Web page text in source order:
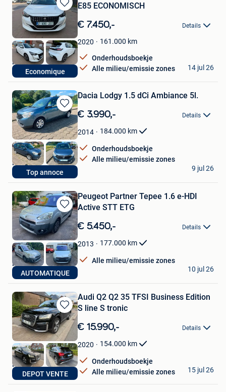
Bewaren
in
Mijn
Favorieten
Economique
E85 ECONOMISCH
€ 7.450,- Details
2020 161.000 km
Onderhoudsboekje
Alle milieu/emissie zones
Nico
Dilbeek
14 jul 26
Bewaren
in
Mijn
Favorieten
Top annoce
Dacia Lodgy 1.5 dCi Ambiance 5l.
€ 3.990,- Details
2014 184.000 km
Onderhoudsboekje
Alle milieu/emissie zones
Nico
Dilbeek
9 jul 26
Bewaren
in
Mijn
Favorieten
AUTOMATIQUE
Peugeot Partner Tepee 1.6 e-HDI
Active STT ETG
€ 5.450,- Details
2013 177.000 km
Alle milieu/emissie zones
Nico
Dilbeek
10 jul 26
Bewaren
in
Mijn
Favorieten
DEPOT VENTE
Audi Q2 Q2 35 TFSI Business Edition
S line S tronic
€ 15.990,- Details
2020 154.000 km
Onderhoudsboekje
Alle milieu/emissie zones
Nico
Dilbeek
15 jul 26